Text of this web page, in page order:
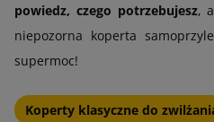
powiedz, czego potrzebujesz,
niepozorna koperta
supermoc!
Koperty klasyczne do